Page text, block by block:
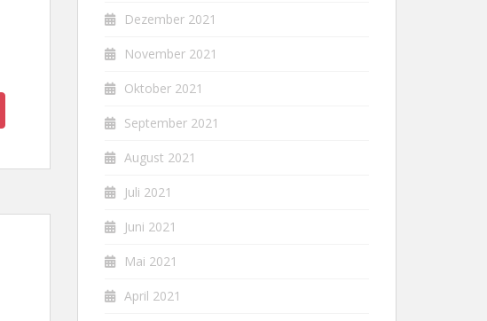
Dezember 2021
November 2021
Oktober 2021
September 2021
August 2021
Juli 2021
Juni 2021
Mai 2021
April 2021